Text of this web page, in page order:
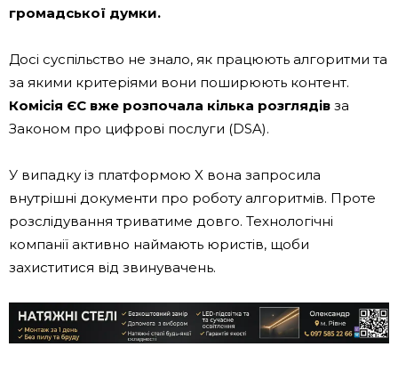
громадської думки.
Досі суспільство не знало, як працюють алгоритми та
за якими критеріями вони поширюють контент.
Комісія ЄС вже розпочала кілька розглядів за
Законом про цифрові послуги (DSA).
У випадку із платформою X вона запросила
внутрішні документи про роботу алгоритмів. Проте
розслідування триватиме довго. Технологічні
компанії активно наймають юристів, щоби
захиститися від звинувачень.